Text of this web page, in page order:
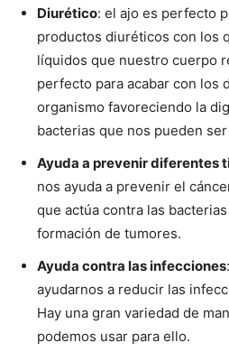
Diurético: el ajo es perfecto
productos diuréticos con los
líquidos que nuestro cuerpo
perfecto para acabar con los
organismo favoreciendo la
bacterias que nos pueden
Ayuda a prevenir diferentes
nos ayuda a prevenir el
que actúa contra las
formación de tumores.
Ayuda contra las infecciones
ayudarnos a reducir las
Hay una gran variedad de
podemos usar para ello.